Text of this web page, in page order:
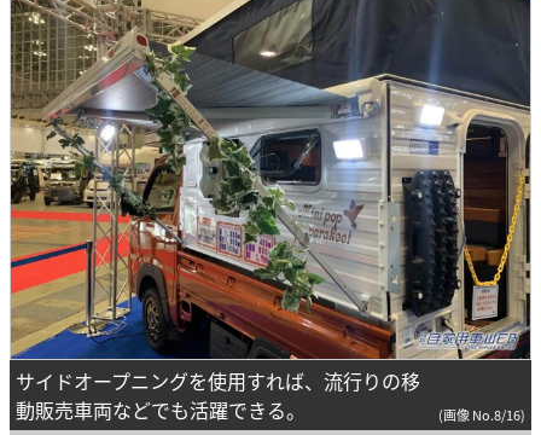
サイドオープニングを使用すれば、流行りの移
動販売車両などでも活躍できる。
(画像 No.8/16)